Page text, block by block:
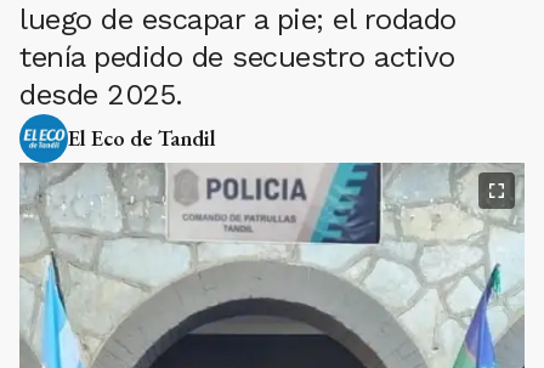
luego de escapar a pie; el rodado
tenía pedido de secuestro activo
desde 2025.
El Eco de Tandil